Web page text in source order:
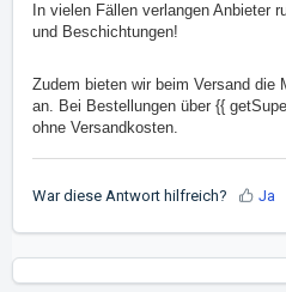
In vielen Fällen verlangen Anbieter
und Beschichtungen!
Zudem bieten wir beim Versand die
an. Bei Bestellungen über {{
ohne Versandkosten.
War diese Antwort hilfreich? Ja